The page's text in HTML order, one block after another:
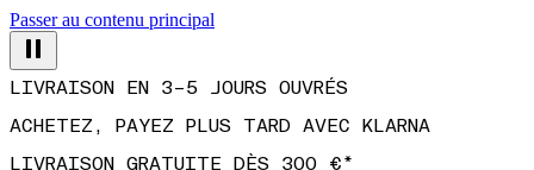
Passer au contenu principal
ACHETEZ, PAYEZ PLUS TARD AVEC KLARNA
LIVRAISON GRATUITE DÈS 300 €*
FRONT RUNNER REJOINT DOMETIC